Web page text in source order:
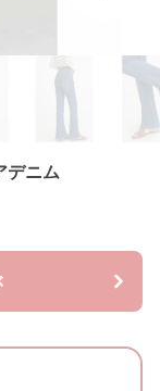
デニム